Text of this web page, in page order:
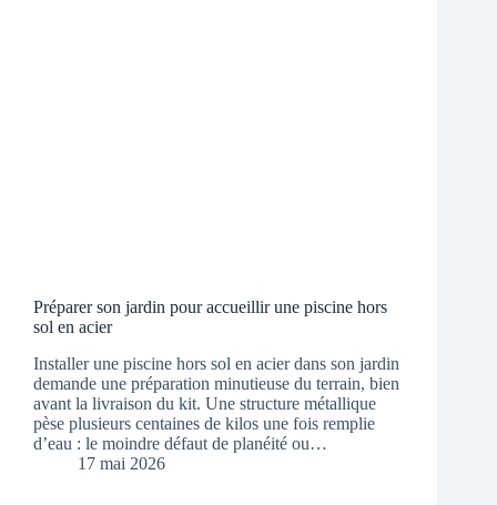
Préparer son jardin pour accueillir une piscine hors
sol en acier
Installer une piscine hors sol en acier dans son jardin
demande une préparation minutieuse du terrain, bien
avant la livraison du kit. Une structure métallique
pèse plusieurs centaines de kilos une fois remplie
d’eau : le moindre défaut de planéité ou…
17 mai 2026